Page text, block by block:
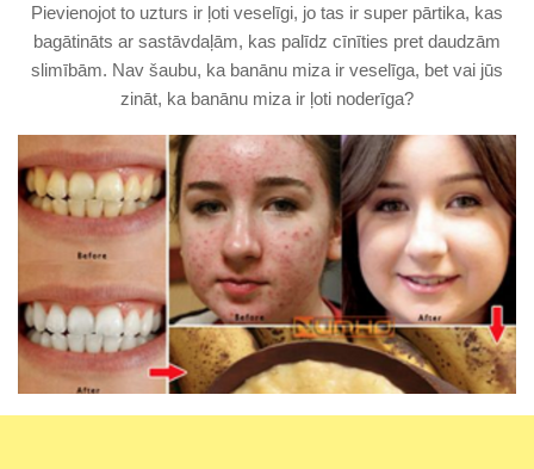
Pievienojot to uzturs ir ļoti veselīgi, jo tas ir super pārtika, kas
bagātināts ar sastāvdaļām, kas palīdz cīnīties pret daudzām
slimībām. Nav šaubu, ka banānu miza ir veselīga, bet vai jūs
zināt, ka banānu miza ir ļoti noderīga?